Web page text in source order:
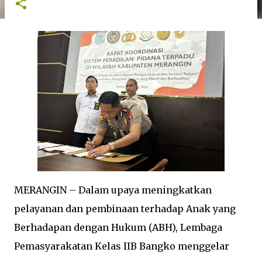
MERANGIN – Dalam upaya meningkatkan
pelayanan dan pembinaan terhadap Anak yang
Berhadapan dengan Hukum (ABH), Lembaga
Pemasyarakatan Kelas IIB Bangko menggelar